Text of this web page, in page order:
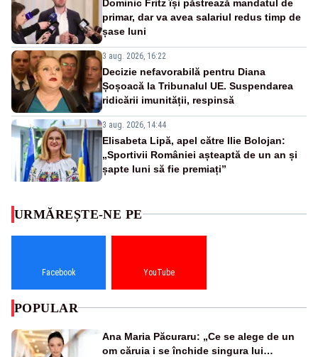
Dominic Fritz își păstrează mandatul de
primar, dar va avea salariul redus timp de
șase luni
3 aug. 2026, 16:22
Decizie nefavorabilă pentru Diana
Șoșoacă la Tribunalul UE. Suspendarea
ridicării imunității, respinsă
3 aug. 2026, 14:44
Elisabeta Lipă, apel către Ilie Bolojan:
„Sportivii României așteaptă de un an și
șapte luni să fie premiați”
URMĂREȘTE-NE PE
Facebook YouTube
POPULAR
Ana Maria Păcuraru: „Ce se alege de un
om căruia i se închide singura lui